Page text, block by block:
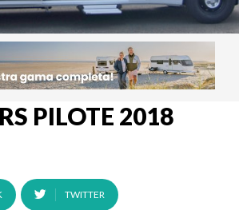
PILOTE 2018
TWITTER